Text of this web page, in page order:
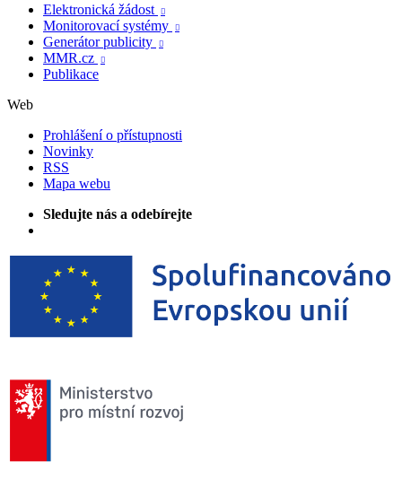
Elektronická žádost

Monitorovací systémy 
Generátor publicity 
MMR.cz 
Publikace
Web
Prohlášení o přístupnosti
Novinky
RSS
Mapa webu
Sledujte nás a odebírejte